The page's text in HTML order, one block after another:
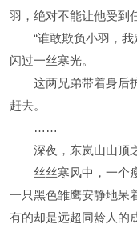
羽，绝对不能让他受到
“谁敢欺负小羽，我
闪过一丝寒光。
这两兄弟带着身后护
赶去。
……
深夜，东岚山山顶之
丝丝寒风中，一个瘦
一只黑色雏鹰安静地呆
有的却是远超同龄人的